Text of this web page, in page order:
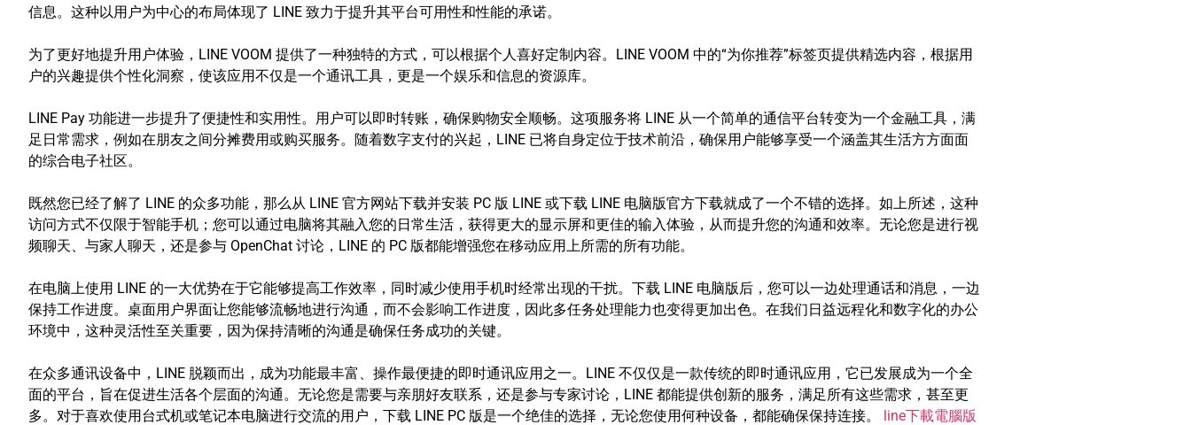
信息。这种以用户为中心的布局体现了 LINE 致力于提升其平台可用性和性能的承诺。
为了更好地提升用户体验，LINE VOOM 提供了一种独特的方式，可以根据个人喜好定制内容。LINE VOOM 中的“为你推荐”标签页提供精选内容，根据用
户的兴趣提供个性化洞察，使该应用不仅是一个通讯工具，更是一个娱乐和信息的资源库。
LINE Pay 功能进一步提升了便捷性和实用性。用户可以即时转账，确保购物安全顺畅。这项服务将 LINE 从一个简单的通信平台转变为一个金融工具，满
足日常需求，例如在朋友之间分摊费用或购买服务。随着数字支付的兴起，LINE 已将自身定位于技术前沿，确保用户能够享受一个涵盖其生活方方面面
的综合电子社区。
既然您已经了解了 LINE 的众多功能，那么从 LINE 官方网站下载并安装 PC 版 LINE 或下载 LINE 电脑版官方下载就成了一个不错的选择。如上所述，这种
访问方式不仅限于智能手机；您可以通过电脑将其融入您的日常生活，获得更大的显示屏和更佳的输入体验，从而提升您的沟通和效率。无论您是进行视
频聊天、与家人聊天，还是参与 OpenChat 讨论，LINE 的 PC 版都能增强您在移动应用上所需的所有功能。
在电脑上使用 LINE 的一大优势在于它能够提高工作效率，同时减少使用手机时经常出现的干扰。下载 LINE 电脑版后，您可以一边处理通话和消息，一边
保持工作进度。桌面用户界面让您能够流畅地进行沟通，而不会影响工作进度，因此多任务处理能力也变得更加出色。在我们日益远程化和数字化的办公
环境中，这种灵活性至关重要，因为保持清晰的沟通是确保任务成功的关键。
在众多通讯设备中，LINE 脱颖而出，成为功能最丰富、操作最便捷的即时通讯应用之一。LINE 不仅仅是一款传统的即时通讯应用，它已发展成为一个全
面的平台，旨在促进生活各个层面的沟通。无论您是需要与亲朋好友联系，还是参与专家讨论，LINE 都能提供创新的服务，满足所有这些需求，甚至更
多。对于喜欢使用台式机或笔记本电脑进行交流的用户，下载 LINE PC 版是一个绝佳的选择，无论您使用何种设备，都能确保保持连接。 line下載電腦版